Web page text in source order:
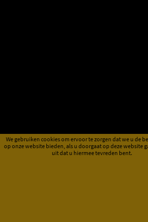
We gebruiken cookies om ervoor te zorgen dat we u de
op onze website bieden, als u doorgaat op deze website
uit dat u hiermee tevreden bent.